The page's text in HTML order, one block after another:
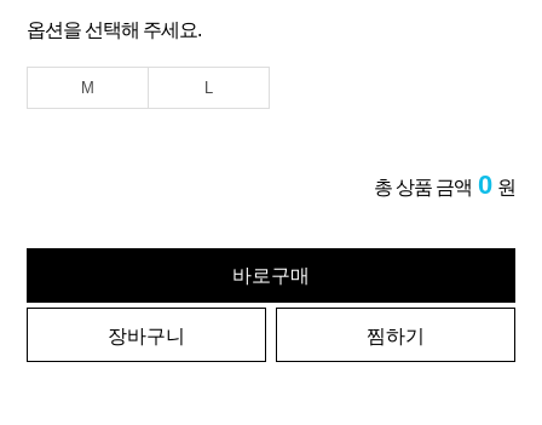
옵션을 선택해 주세요.
M L
총 상품 금액 0 원
바로구매
장바구니 찜하기